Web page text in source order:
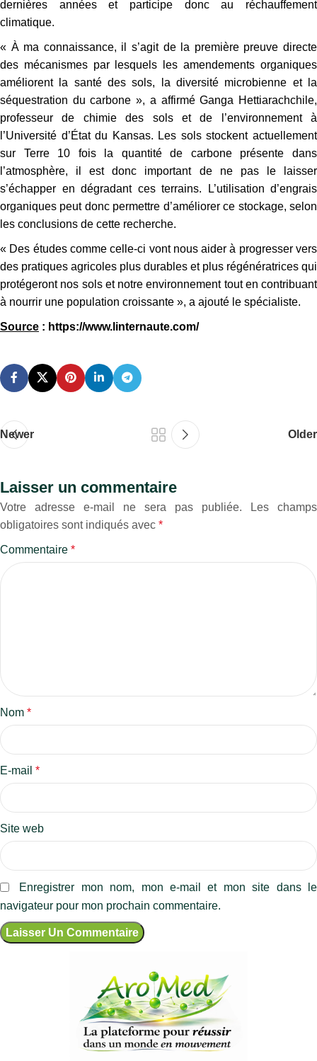
dernières années et participe donc au réchauffement
climatique.
« À ma connaissance, il s’agit de la première preuve directe
des mécanismes par lesquels les amendements organiques
améliorent la santé des sols, la diversité microbienne et la
séquestration du carbone », a affirmé Ganga Hettiarachchile,
professeur de chimie des sols et de l’environnement à
l’Université d’État du Kansas. Les sols stockent actuellement
sur Terre 10 fois la quantité de carbone présente dans
l’atmosphère, il est donc important de ne pas le laisser
s’échapper en dégradant ces terrains. L’utilisation d’engrais
organiques peut donc permettre d’améliorer ce stockage, selon
les conclusions de cette recherche.
« Des études comme celle-ci vont nous aider à progresser vers
des pratiques agricoles plus durables et plus régénératrices qui
protégeront nos sols et notre environnement tout en contribuant
à nourrir une population croissante », a ajouté le spécialiste.
Source : https://www.linternaute.com/
Newer Older
Laisser un commentaire
Votre adresse e-mail ne sera pas publiée.
Les champs
obligatoires sont indiqués avec *
Commentaire *
Nom *
E-mail *
Site web
Enregistrer mon nom, mon e-mail et mon site dans le
navigateur pour mon prochain commentaire.